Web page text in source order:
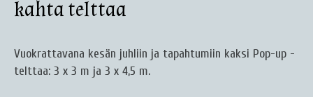
kahta telttaa
Vuokrattavana kesän juhliin ja tapahtumiin kaksi Pop-up -
telttaa: 3 x 3 m ja 3 x 4,5 m.